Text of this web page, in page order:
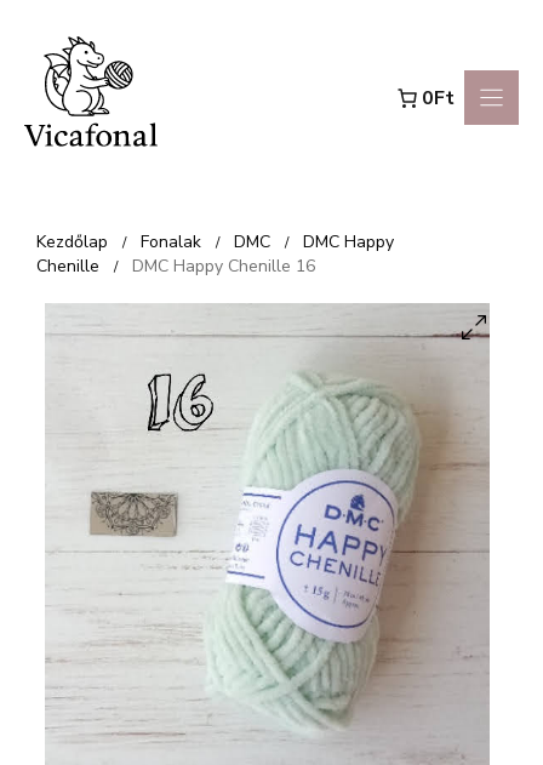
Kilépés
tartalomba
0Ft
Kezdőlap / Fonalak / DMC /
DMC Happy
Chenille
/ DMC Happy Chenille 16